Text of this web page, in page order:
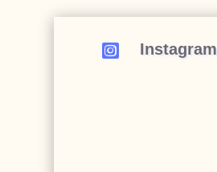
 Instagram